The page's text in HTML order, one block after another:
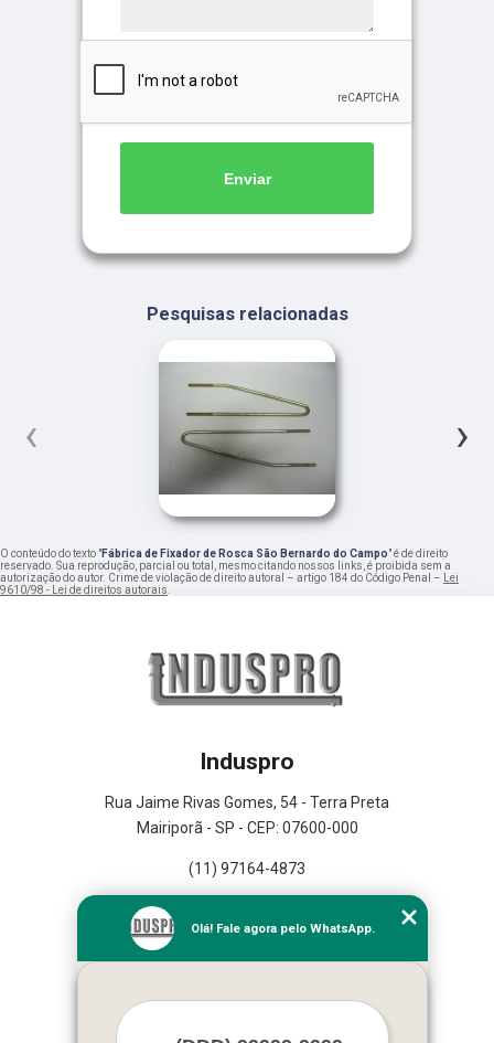
Enviar
Pesquisas relacionadas
‹ ›
O conteúdo do texto "Fábrica de Fixador de Rosca São Bernardo do Campo" é de direito
reservado. Sua reprodução, parcial ou total, mesmo citando nossos links, é proibida sem a
autorização do autor. Crime de violação de direito autoral – artigo 184 do Código Penal – Lei
9610/98 - Lei de direitos autorais.
Induspro
Rua Jaime Rivas Gomes, 54 - Terra Preta
Mairiporã - SP - CEP: 07600-000
(11) 97164-4873
Empresa
Missão
Mapa do site
Olá! Fale agora pelo WhatsApp.